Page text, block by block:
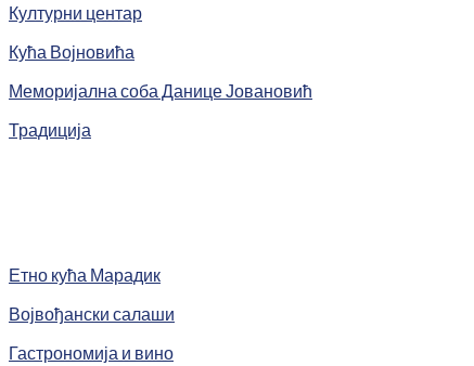
Културни центар
Кућа Војновића
Меморијална соба Данице Јовановић
Традиција
Етно кућа Марадик
Војвођански салаши
Гастрономија и вино